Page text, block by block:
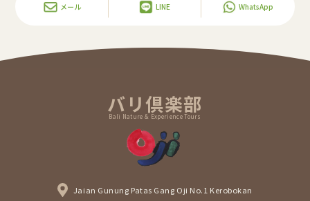
メール LINE WhatsApp
バリ倶楽部
Bali Nature & Experience Tours
Jaian Gunung Patas Gang Oji No.1 Kerobokan